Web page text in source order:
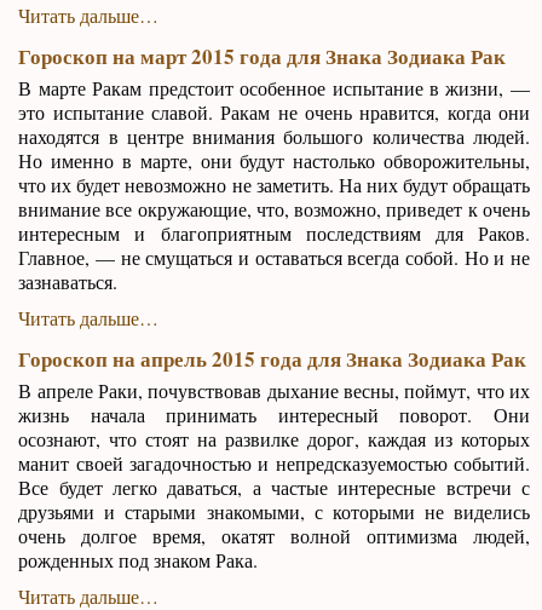
Читать дальше…
Гороскоп на март 2015 года для Знака Зодиака Рак
В марте Ракам предстоит особенное испытание в жизни, —
это испытание славой. Ракам не очень нравится, когда они
находятся в центре внимания большого количества людей.
Но именно в марте, они будут настолько обворожительны,
что их будет невозможно не заметить. На них будут обращать
внимание все окружающие, что, возможно, приведет к очень
интересным и благоприятным последствиям для Раков.
Главное, — не смущаться и оставаться всегда собой. Но и не
зазнаваться.
Читать дальше…
Гороскоп на апрель 2015 года для Знака Зодиака Рак
В апреле Раки, почувствовав дыхание весны, поймут, что их
жизнь начала принимать интересный поворот. Они
осознают, что стоят на развилке дорог, каждая из которых
манит своей загадочностью и непредсказуемостью событий.
Все будет легко даваться, а частые интересные встречи с
друзьями и старыми знакомыми, с которыми не виделись
очень долгое время, окатят волной оптимизма людей,
рожденных под знаком Рака.
Читать дальше…